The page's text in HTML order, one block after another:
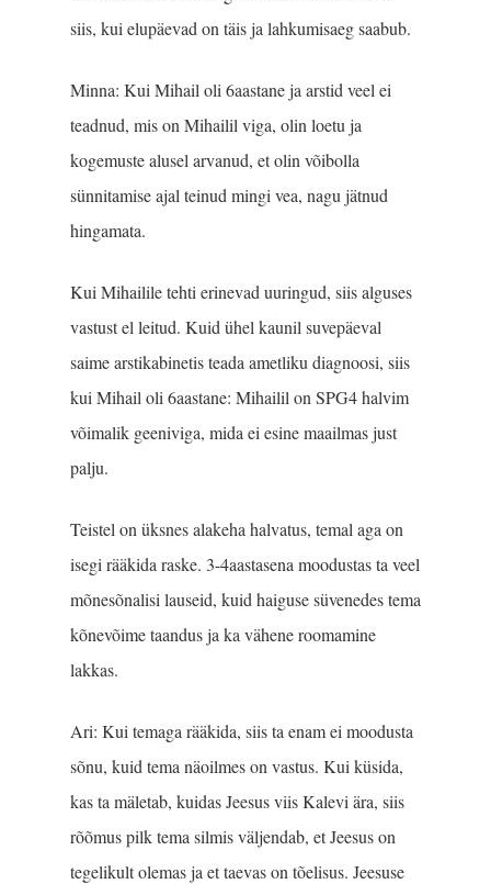
siis, kui elupäevad on täis ja lahkumisaeg saabub.
Minna: Kui Mihail oli 6aastane ja arstid veel ei
teadnud, mis on Mihailil viga, olin loetu ja
kogemuste alusel arvanud, et olin võibolla
sünnitamise ajal teinud mingi vea, nagu jätnud
hingamata.
Kui Mihailile tehti erinevad uuringud, siis alguses
vastust el leitud. Kuid ühel kaunil suvepäeval
saime arstikabinetis teada ametliku diagnoosi, siis
kui Mihail oli 6aastane: Mihailil on SPG4 halvim
võimalik geeniviga, mida ei esine maailmas just
palju.
Teistel on üksnes alakeha halvatus, temal aga on
isegi rääkida raske. 3-4aastasena moodustas ta veel
mõnesõnalisi lauseid, kuid haiguse süvenedes tema
kõnevõime taandus ja ka vähene roomamine
lakkas.
Ari: Kui temaga rääkida, siis ta enam ei moodusta
sõnu, kuid tema näoilmes on vastus. Kui küsida,
kas ta mäletab, kuidas Jeesus viis Kalevi ära, siis
rõõmus pilk tema silmis väljendab, et Jeesus on
tegelikult olemas ja et taevas on tõelisus. Jeesuse